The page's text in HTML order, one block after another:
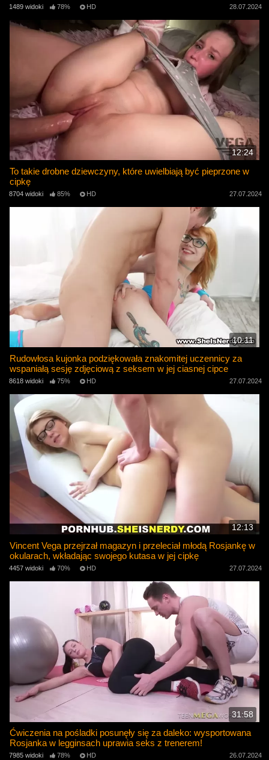
1489 widoki 78% HD 28.07.2024
12:24
To takie drobne dziewczyny, które uwielbiają być pieprzone w
cipkę
8704 widoki 85% HD 27.07.2024
10:11
Rudowłosa kujonka podziękowała znakomitej uczennicy za
wspaniałą sesję zdjęciową z seksem w jej ciasnej cipce
8618 widoki 75% HD 27.07.2024
12:13
Vincent Vega przejrzał magazyn i przeleciał młodą Rosjankę w
okularach, wkładając swojego kutasa w jej cipkę
4457 widoki 70% HD 27.07.2024
31:58
Ćwiczenia na pośladki posunęły się za daleko: wysportowana
Rosjanka w legginsach uprawia seks z trenerem!
7985 widoki 78% HD 26.07.2024